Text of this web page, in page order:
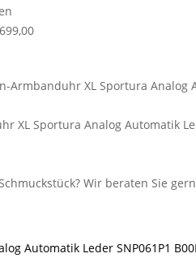
XL Sportura Analog Automatik